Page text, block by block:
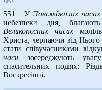
551 УПовсякденних часах
небезпеки дня ,
Великопосних часах
Христа, черпаючи від
стати співучасниками
часизосереджують
спасительних подіях:
Воскресінні.